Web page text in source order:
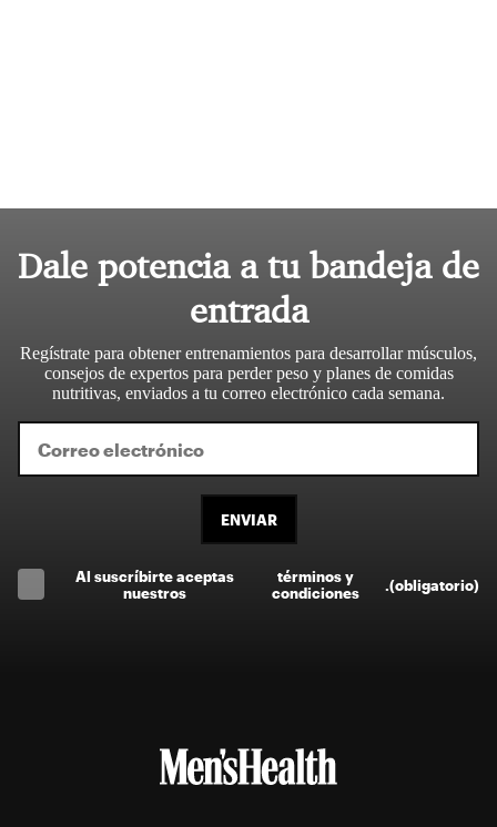
Dale potencia a tu bandeja de
entrada
Regístrate para obtener entrenamientos para desarrollar músculos,
consejos de expertos para perder peso y planes de comidas
nutritivas, enviados a tu correo electrónico cada semana.
ENVIAR
Al suscríbirte aceptas
nuestros
términos y
condiciones
(obligatorio)